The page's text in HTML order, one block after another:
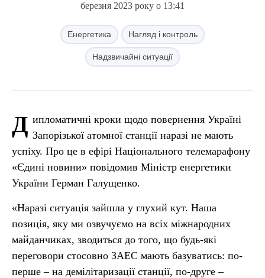
березня 2023 року о 13:41
Енергетика Нагляд і контроль
Надзвичайні ситуації
Д ипломатичні кроки щодо повернення Україні
Запорізької атомної станції наразі не мають
успіху. Про це в ефірі Національного телемарафону
«Єдині новини» повідомив Міністр енергетики
України Герман Галущенко.
«Наразі ситуація зайшла у глухий кут. Наша
позиція, яку ми озвучуємо на всіх міжнародних
майданчиках, зводиться до того, що будь-які
переговори стосовно ЗАЕС мають базуватись: по-
перше – на демілітаризації станції, по-друге –